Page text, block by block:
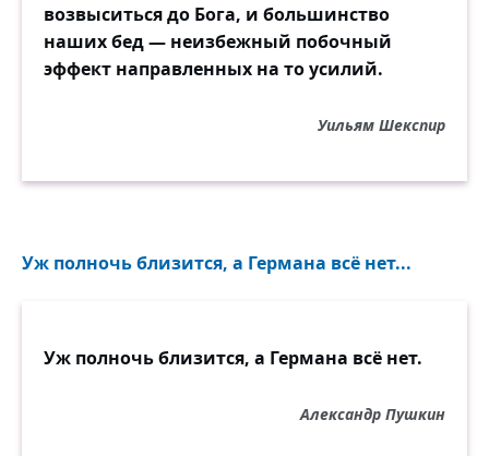
возвыситься до Бога, и большинство
наших бед — неизбежный побочный
эффект направленных на то усилий.
Уильям Шекспир
Уж полночь близится, а Германа всё нет...
Уж полночь близится, а Германа всё нет.
Александр Пушкин